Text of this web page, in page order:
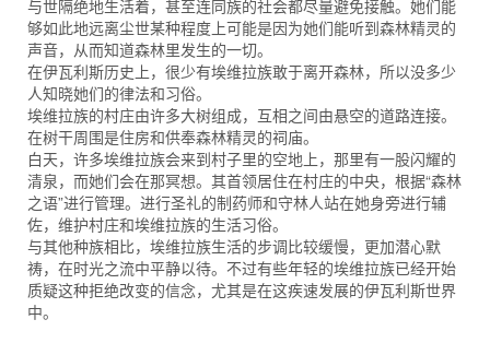
与世隔绝地生活着，甚至连同族的社会都尽量避免接触。她们能
够如此地远离尘世某种程度上可能是因为她们能听到森林精灵的
声音，从而知道森林里发生的一切。
在伊瓦利斯历史上，很少有埃维拉族敢于离开森林，所以没多少
人知晓她们的律法和习俗。
埃维拉族的村庄由许多大树组成，互相之间由悬空的道路连接。
在树干周围是住房和供奉森林精灵的祠庙。
白天，许多埃维拉族会来到村子里的空地上，那里有一股闪耀的
清泉，而她们会在那冥想。其首领居住在村庄的中央，根据“森林
之语”进行管理。进行圣礼的制药师和守林人站在她身旁进行辅
佐，维护村庄和埃维拉族的生活习俗。
与其他种族相比，埃维拉族生活的步调比较缓慢，更加潜心默
祷，在时光之流中平静以待。不过有些年轻的埃维拉族已经开始
质疑这种拒绝改变的信念，尤其是在这疾速发展的伊瓦利斯世界
中。